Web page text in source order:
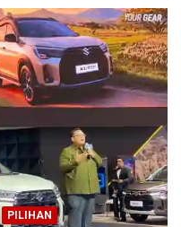
PILIHAN